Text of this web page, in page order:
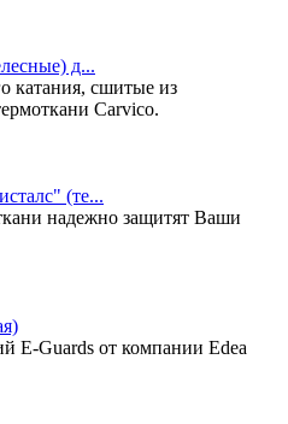
д...
катания, сшитые из
Carvico.
(те...
надежно защитят Ваши
E-Guards от компании Edea